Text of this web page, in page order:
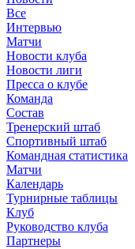
Все
Интервью
Матчи
Новости клуба
Новости лиги
Пресса о клубе
Команда
Состав
Тренерский штаб
Спортивный штаб
Командная статистика
Матчи
Календарь
Турнирные таблицы
Клуб
Руководство клуба
Партнеры